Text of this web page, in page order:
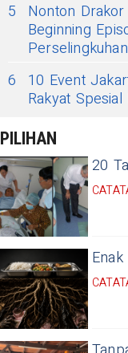
5
Nonton
Beginning
6
10 Event
Rakyat
PILIHAN
20